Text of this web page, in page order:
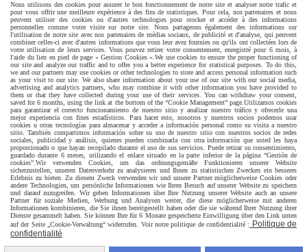
Livraison rapide
livraison à domicile France et union europeen
Nous utilisons des cookies pour assurer le bon fonctionnement de notre site et analyser notre trafic et
pour vous offrir une meilleure expérience à des fins de statistiques. Pour cela, nos partenaires et nous
peuvent utiliser des cookies ou d'autres technologies pour stocker et accéder à des informations
personnelles comme votre visite sur notre site. Nous partageons également des informations sur
l'utilisation de notre site avec nos partenaires de médias sociaux, de publicité et d'analyse, qui peuvent
combiner celles-ci avec d'autres informations que vous leur avez fournies ou qu'ils ont collectées lors de
votre utilisation de leurs services. Vous pouvez retirer votre consentement, enregistré pour 6 mois, à
l'aide du lien en pied de page « Gestion Cookies ». We use cookies to ensure the proper functioning of
our site and analyze our traffic and to offer you a better experience for statistical purposes. To do this,
we and our partners may use cookies or other technologies to store and access personal information such
as your visit to our site. We also share information about your use of our site with our social media,
advertising and analytics partners, who may combine it with other information you have provided to
them or that they have collected during your use of their services. You can withdraw your consent,
saved for 6 months, using the link at the bottom of the “Cookie Management” page. Utilizamos cookies
para garantizar el correcto funcionamiento de nuestro sitio y analizar nuestro tráfico y ofrecerle una
mejor experiencia con fines estadísticos. Para hacer esto, nosotros y nuestros socios podemos usar
cookies u otras tecnologías para almacenar y acceder a información personal como su visita a nuestro
sitio. También compartimos información sobre su uso de nuestro sitio con nuestros socios de redes
sociales, publicidad y análisis, quienes pueden combinarla con otra información que usted les haya
proporcionado o que hayan recopilado durante el uso de sus servicios. Puede retirar su consentimiento,
guardado durante 6 meses, utilizando el enlace situado en la parte inferior de la página “Gestión de
cookies”. Wir verwenden Cookies, um das ordnungsgemäße Funktionieren unserer Website
sicherzustellen, unseren Datenverkehr zu analysieren und Ihnen zu statistischen Zwecken ein besseres
Erlebnis zu bieten. Zu diesem Zweck verwenden wir und unsere Partner möglicherweise Cookies oder
andere Technologien, um persönliche Informationen wie Ihren Besuch auf unserer Website zu speichern
und darauf zuzugreifen. Wir geben Informationen über Ihre Nutzung unserer Website auch an unsere
Partner für soziale Medien, Werbung und Analysen weiter, die diese möglicherweise mit anderen
Informationen kombinieren, die Sie ihnen bereitgestellt haben oder die sie während Ihrer Nutzung ihrer
Dienste gesammelt haben. Sie können Ihre für 6 Monate gespeicherte Einwilligung über den Link unten
auf der Seite „Cookie-Verwaltung“ widerrufen. Voir notre politique de confidentialité :
Politique de
confidentialité